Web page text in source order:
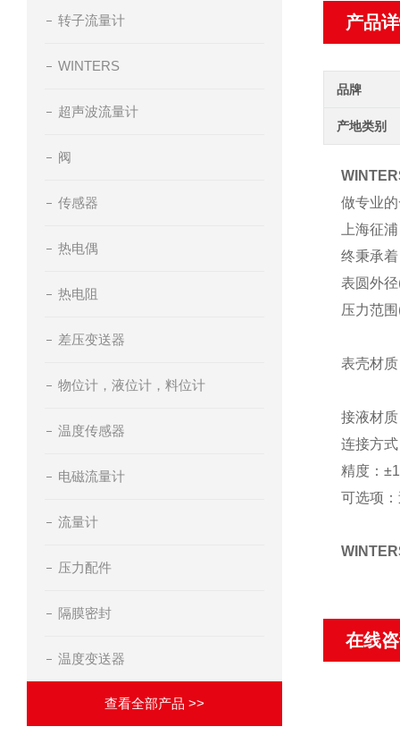
产品
品牌
产地类别
做专业
上海征
终秉承
表圆外
压力范
表壳材
接液材
连接方
精度：
可选项：
在线
转子流量计
WINTERS
超声波流量计
阀
传感器
热电偶
热电阻
差压变送器
物位计，液位计，料位计
温度传感器
电磁流量计
流量计
压力配件
隔膜密封
温度变送器
查看全部产品 >>